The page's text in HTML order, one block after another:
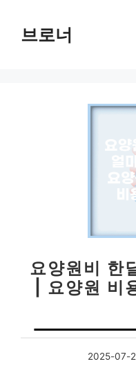
브로너
요양원비 한
| 요양원
2025-07-